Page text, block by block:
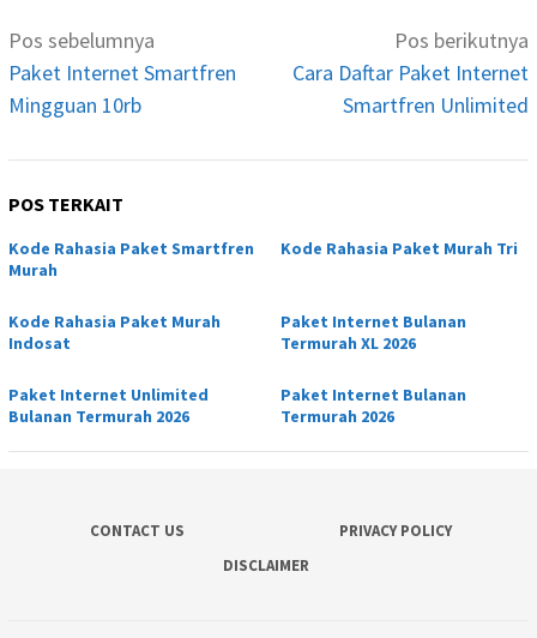
Navigasi
pos
Pos sebelumnya
Paket Internet Smartfren
Mingguan 10rb
Pos berikutnya
Cara Daftar Paket Internet
Smartfren Unlimited
POS TERKAIT
Kode Rahasia Paket Smartfren
Murah
Kode Rahasia Paket Murah Tri
Kode Rahasia Paket Murah
Indosat
Paket Internet Bulanan
Termurah XL 2026
Paket Internet Unlimited
Bulanan Termurah 2026
Paket Internet Bulanan
Termurah 2026
CONTACT US
PRIVACY POLICY
DISCLAIMER